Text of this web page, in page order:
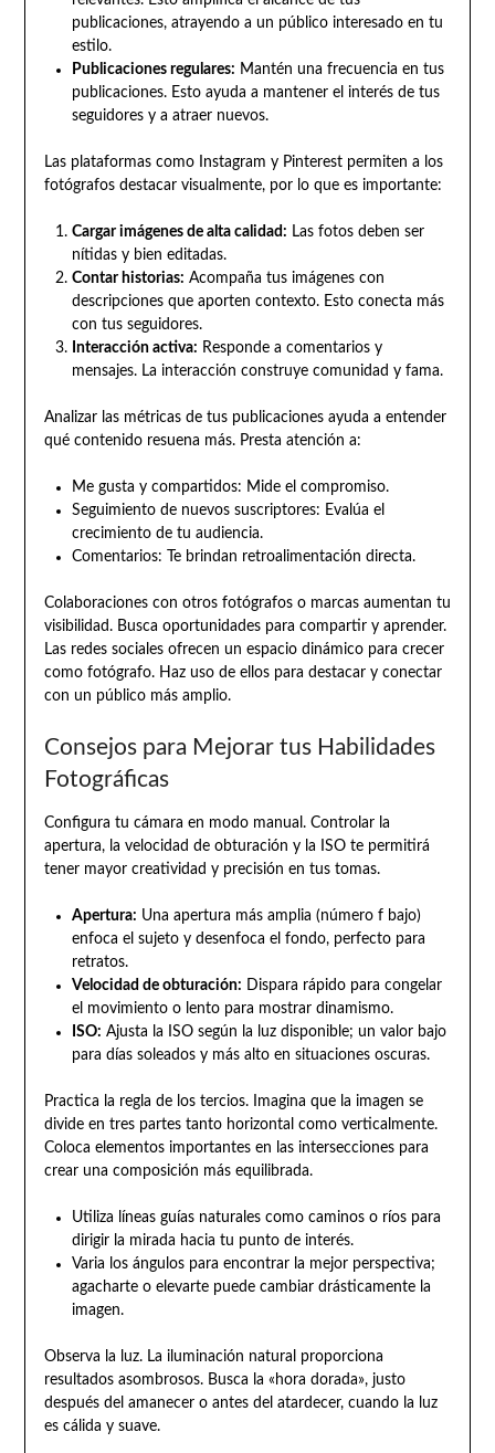
publicaciones, atrayendo a un público interesado en tu
estilo.
Publicaciones regulares: Mantén una frecuencia en tus
publicaciones. Esto ayuda a mantener el interés de tus
seguidores y a atraer nuevos.
Las plataformas como Instagram y Pinterest permiten a los
fotógrafos destacar visualmente, por lo que es importante:
Cargar imágenes de alta calidad: Las fotos deben ser
nítidas y bien editadas.
Contar historias: Acompaña tus imágenes con
descripciones que aporten contexto. Esto conecta más
con tus seguidores.
Interacción activa: Responde a comentarios y
mensajes. La interacción construye comunidad y fama.
Analizar las métricas de tus publicaciones ayuda a entender
qué contenido resuena más. Presta atención a:
Me gusta y compartidos: Mide el compromiso.
Seguimiento de nuevos suscriptores: Evalúa el
crecimiento de tu audiencia.
Comentarios: Te brindan retroalimentación directa.
Colaboraciones con otros fotógrafos o marcas aumentan tu
visibilidad. Busca oportunidades para compartir y aprender.
Las redes sociales ofrecen un espacio dinámico para crecer
como fotógrafo. Haz uso de ellos para destacar y conectar
con un público más amplio.
Consejos para Mejorar tus Habilidades
Fotográficas
Configura tu cámara en modo manual. Controlar la
apertura, la velocidad de obturación y la ISO te permitirá
tener mayor creatividad y precisión en tus tomas.
Apertura: Una apertura más amplia (número f bajo)
enfoca el sujeto y desenfoca el fondo, perfecto para
retratos.
Velocidad de obturación: Dispara rápido para congelar
el movimiento o lento para mostrar dinamismo.
ISO: Ajusta la ISO según la luz disponible; un valor bajo
para días soleados y más alto en situaciones oscuras.
Practica la regla de los tercios. Imagina que la imagen se
divide en tres partes tanto horizontal como verticalmente.
Coloca elementos importantes en las intersecciones para
crear una composición más equilibrada.
Utiliza líneas guías naturales como caminos o ríos para
dirigir la mirada hacia tu punto de interés.
Varia los ángulos para encontrar la mejor perspectiva;
agacharte o elevarte puede cambiar drásticamente la
imagen.
Observa la luz. La iluminación natural proporciona
resultados asombrosos. Busca la «hora dorada», justo
después del amanecer o antes del atardecer, cuando la luz
es cálida y suave.